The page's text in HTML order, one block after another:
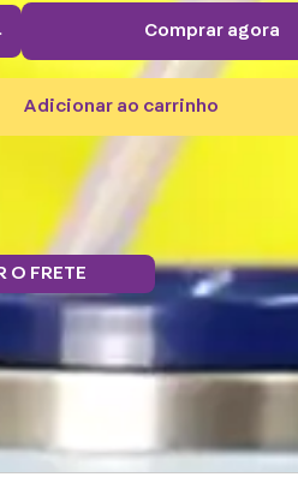
comprar agora
adicionar ao carrinho
O FRETE